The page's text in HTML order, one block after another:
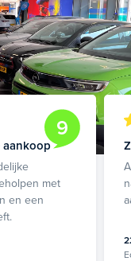
9
aankoop
met
en een